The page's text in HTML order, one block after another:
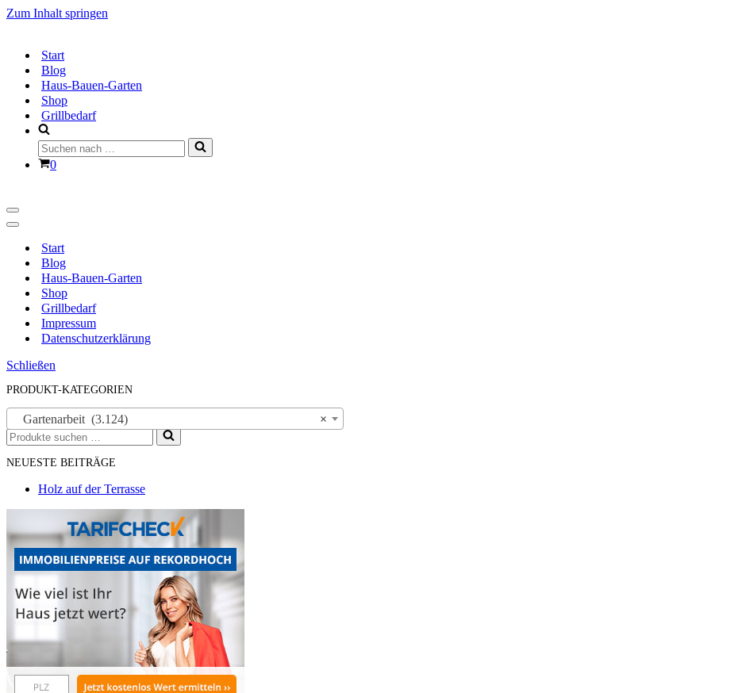
Zum Inhalt springen
Start
Blog
Haus-Bauen-Garten
Shop
Grillbedarf
Suchen
nach …
Warenkorb
0
Navigationsmenü
Navigationsmenü
Start
Blog
Haus-Bauen-Garten
Shop
Grillbedarf
Impressum
Datenschutzerklärung
Schließen
PRODUKT-KATEGORIEN
×
Gartenarbeit (3.124)
Suchen
nach …
NEUESTE BEITRÄGE
Holz auf der Terrasse